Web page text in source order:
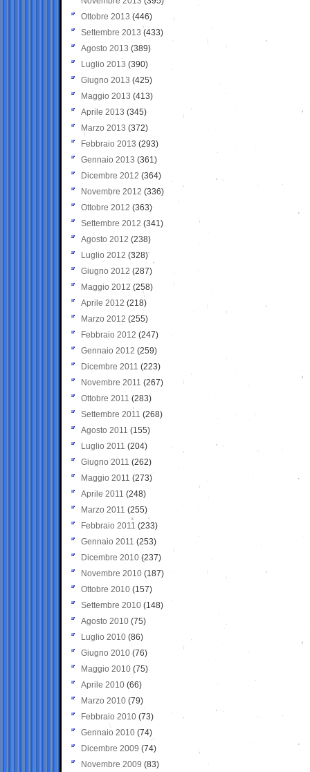
Ottobre 2013 (446)
Settembre 2013 (433)
Agosto 2013 (389)
Luglio 2013 (390)
Giugno 2013 (425)
Maggio 2013 (413)
Aprile 2013 (345)
Marzo 2013 (372)
Febbraio 2013 (293)
Gennaio 2013 (361)
Dicembre 2012 (364)
Novembre 2012 (336)
Ottobre 2012 (363)
Settembre 2012 (341)
Agosto 2012 (238)
Luglio 2012 (328)
Giugno 2012 (287)
Maggio 2012 (258)
Aprile 2012 (218)
Marzo 2012 (255)
Febbraio 2012 (247)
Gennaio 2012 (259)
Dicembre 2011 (223)
Novembre 2011 (267)
Ottobre 2011 (283)
Settembre 2011 (268)
Agosto 2011 (155)
Luglio 2011 (204)
Giugno 2011 (262)
Maggio 2011 (273)
Aprile 2011 (248)
Marzo 2011 (255)
Febbraio 2011 (233)
Gennaio 2011 (253)
Dicembre 2010 (237)
Novembre 2010 (187)
Ottobre 2010 (157)
Settembre 2010 (148)
Agosto 2010 (75)
Luglio 2010 (86)
Giugno 2010 (76)
Maggio 2010 (75)
Aprile 2010 (66)
Marzo 2010 (79)
Febbraio 2010 (73)
Gennaio 2010 (74)
Dicembre 2009 (74)
Novembre 2009 (83)